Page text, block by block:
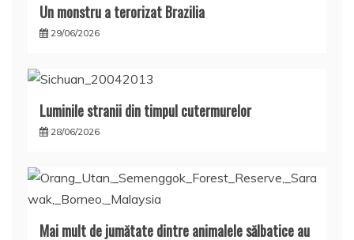
Un monstru a terorizat Brazilia
29/06/2026
Luminile stranii din timpul cutermurelor
28/06/2026
Mai mult de jumătate dintre animalele sălbatice au